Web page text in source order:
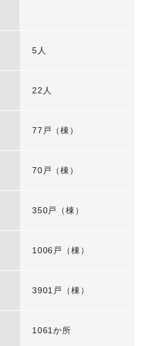
5人
22人
77戸（棟）
70戸（棟）
350戸（棟）
1006戸（棟）
3901戸（棟）
1061か所